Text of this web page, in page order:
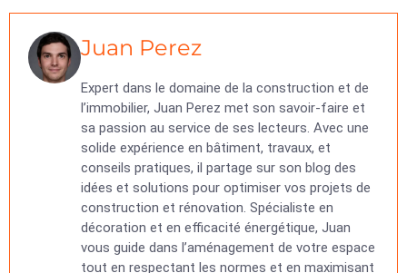
Juan Perez
Expert dans le domaine de la construction et de
l’immobilier, Juan Perez met son savoir-faire et
sa passion au service de ses lecteurs. Avec une
solide expérience en bâtiment, travaux, et
conseils pratiques, il partage sur son blog des
idées et solutions pour optimiser vos projets de
construction et rénovation. Spécialiste en
décoration et en efficacité énergétique, Juan
vous guide dans l’aménagement de votre espace
tout en respectant les normes et en maximisant